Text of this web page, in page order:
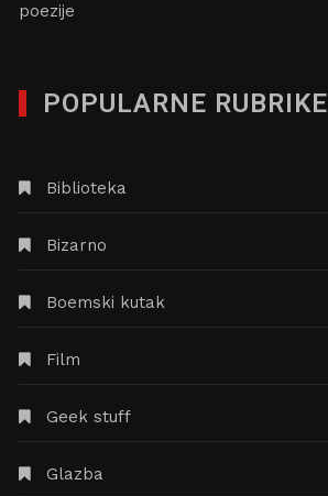
POPULARNE RUBRIKE
Biblioteka
Bizarno
Boemski kutak
Film
Geek stuff
Glazba